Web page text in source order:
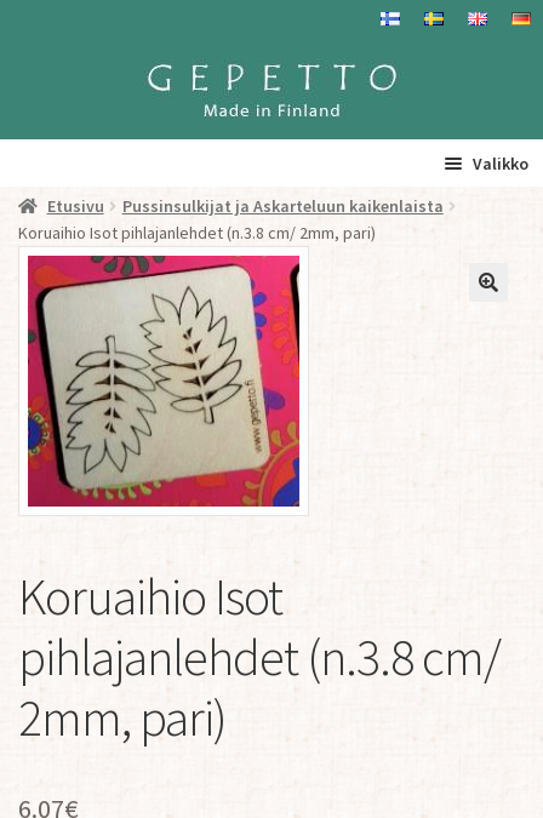
Siirry
Siirry
Valikko
Etusivu
Tuotteet
Yhteystiedot/ Gepetosta
Jälleenmyyjät ja agentit
Tavataan täällä
Etusivu
Pussinsulkijat ja Askarteluun kaikenlaista
Koruaihio Isot pihlajanlehdet (n.3.8 cm/ 2mm, pari)
Koruaihio Isot
pihlajanlehdet (n.3.8 cm/
2mm, pari)
6.07€